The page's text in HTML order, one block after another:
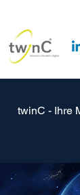
twinC - Ihre